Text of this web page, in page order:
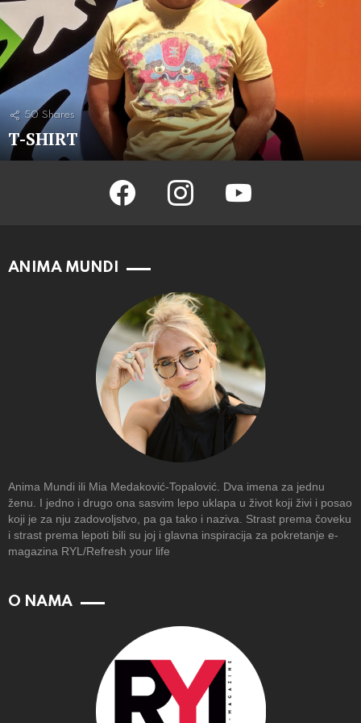
50 Shares
T-SHIRT
facebook instagram youtube
ANIMA MUNDI
Anima Mundi ili Mia Medaković-Topalović. Dva imena za jednu
ženu. I jedno i drugo ona sasvim lepo uklapa u život koji živi i posao
koji je za nju zadovoljstvo, pa ga tako i naziva. Strast prema čoveku
i strast prema lepoti bili su joj i glavna inspiracija za pokretanje e-
magazina RYL/Refresh your life
O NAMA